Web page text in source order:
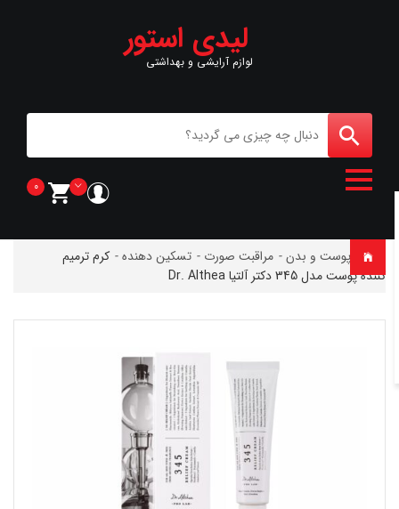
لیدی استور
لوازم آرایشی و بهداشتی
0
خانه پوست و بدن - مراقبت صورت - تسکین دهنده - کرم ترمیم
کننده پوست مدل 345 دکتر آلتیا Dr. Althea